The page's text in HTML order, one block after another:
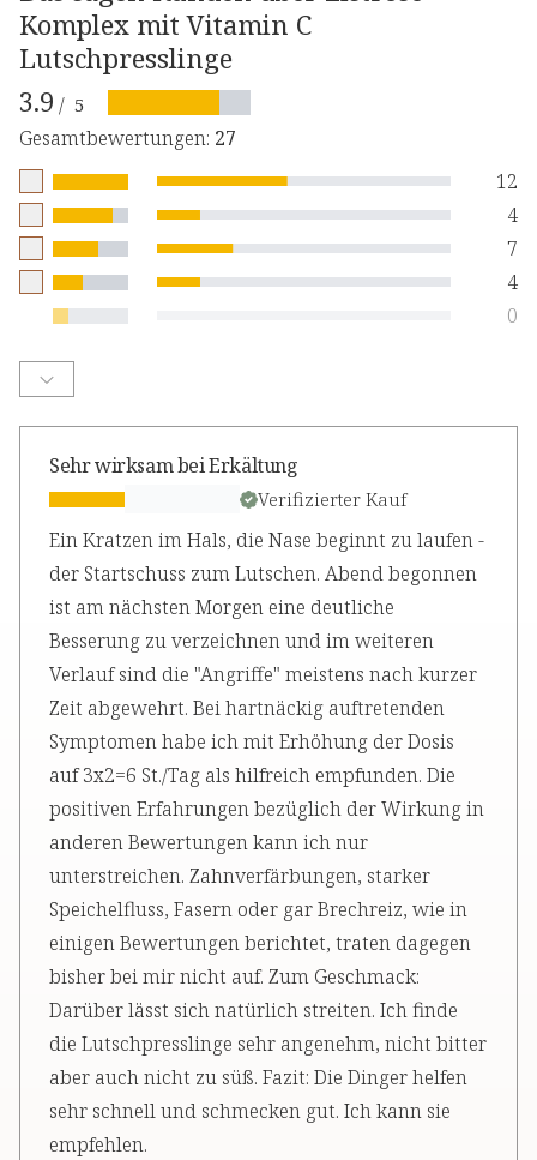
Komplex mit Vitamin C
Lutschpresslinge
3.9 / 5
Gesamtbewertungen: 27
12
4
7
4
0
Sehr wirksam bei Erkältung
Verifizierter Kauf
Ein Kratzen im Hals, die Nase beginnt zu laufen -
der Startschuss zum Lutschen. Abend begonnen
ist am nächsten Morgen eine deutliche
Besserung zu verzeichnen und im weiteren
Verlauf sind die "Angriffe" meistens nach kurzer
Zeit abgewehrt. Bei hartnäckig auftretenden
Symptomen habe ich mit Erhöhung der Dosis
auf 3x2=6 St./Tag als hilfreich empfunden. Die
positiven Erfahrungen bezüglich der Wirkung in
anderen Bewertungen kann ich nur
unterstreichen. Zahnverfärbungen, starker
Speichelfluss, Fasern oder gar Brechreiz, wie in
einigen Bewertungen berichtet, traten dagegen
bisher bei mir nicht auf. Zum Geschmack:
Darüber lässt sich natürlich streiten. Ich finde
die Lutschpresslinge sehr angenehm, nicht bitter
aber auch nicht zu süß. Fazit: Die Dinger helfen
sehr schnell und schmecken gut. Ich kann sie
empfehlen.